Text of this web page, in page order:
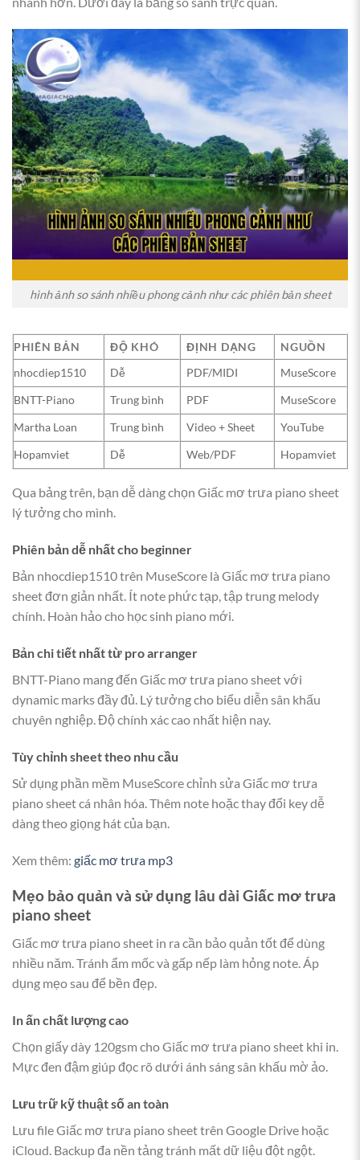
hình ảnh so sánh nhiều phong cảnh như các phiên bản sheet
PHIÊN BẢN ĐỘ KHÓ ĐỊNH DẠNG
NGUỒN
nhocdiep1510
Dễ PDF/MIDI
MuseScore
BNTT-Piano
Trung bình PDF
MuseScore
Martha Loan
Trung bình Video + Sheet
YouTube
Hopamviet
Dễ Web/PDF Hopamviet
Qua bảng trên, bạn dễ dàng chọn Giấc mơ trưa piano sheet
lý tưởng cho mình.
Phiên bản dễ nhất cho beginner
Bản nhocdiep1510 trên MuseScore là Giấc mơ trưa piano
sheet đơn giản nhất. Ít note phức tạp, tập trung melody
chính. Hoàn hảo cho học sinh piano mới.
Bản chi tiết nhất từ pro arranger
BNTT-Piano mang đến Giấc mơ trưa piano sheet với
dynamic marks đầy đủ. Lý tưởng cho biểu diễn sân khấu
chuyên nghiệp. Độ chính xác cao nhất hiện nay.
Tùy chỉnh sheet theo nhu cầu
Sử dụng phần mềm MuseScore chỉnh sửa Giấc mơ trưa
piano sheet cá nhân hóa. Thêm note hoặc thay đổi key dễ
dàng theo giọng hát của bạn.
Xem thêm: giấc mơ trưa mp3
Mẹo bảo quản và sử dụng lâu dài Giấc mơ trưa
piano sheet
Giấc mơ trưa piano sheet in ra cần bảo quản tốt để dùng
nhiều năm. Tránh ẩm mốc và gấp nếp làm hỏng note. Áp
dụng mẹo sau để bền đẹp.
In ấn chất lượng cao
Chọn giấy dày 120gsm cho Giấc mơ trưa piano sheet khi in.
Mực đen đậm giúp đọc rõ dưới ánh sáng sân khấu mờ ảo.
Lưu trữ kỹ thuật số an toàn
Lưu file Giấc mơ trưa piano sheet trên Google Drive hoặc
iCloud. Backup đa nền tảng tránh mất dữ liệu đột ngột.